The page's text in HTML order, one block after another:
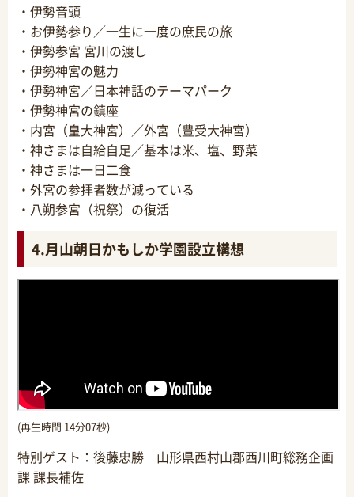
・伊勢音頭
・お伊勢参り／一生に一度の庶民の旅
・伊勢参宮 宮川の渡し
・伊勢神宮の魅力
・伊勢神宮／日本神話のテーマパーク
・伊勢神宮の鎮座
・内宮（皇大神宮）／外宮（豊受大神宮）
・神さまは自給自足／基本は米、塩、野菜
・神さまは一日二食
・外宮の参拝者数が減っている
・八朔参宮（祝祭）の復活
4.月山朝日かもしか学園設立構想
(再生時間 14分07秒)
特別ゲスト：後藤忠勝 山形県西村山郡西川町総務企画
課 課長補佐